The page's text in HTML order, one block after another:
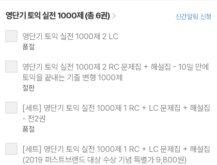
영단기 토익 실전 1000제 (총 6권) 신간알림 신청
영단기 토익 실전 1000제 2 LC
품절
영단기 토익 실전 1000제 2 RC 문제집 + 해설집 - 10일 만에
토익을 끝내는 기출 변형 1000제
절판
[세트] 영단기 토익 실전 1000제 1 RC + LC 문제집 + 해설집
- 전2권
품절
[세트] 영단기 토익 실전 1000제 1 RC + LC 문제집 + 해설집
(2019 퍼스트브랜드 대상 수상 기념 특별가 9,800원)